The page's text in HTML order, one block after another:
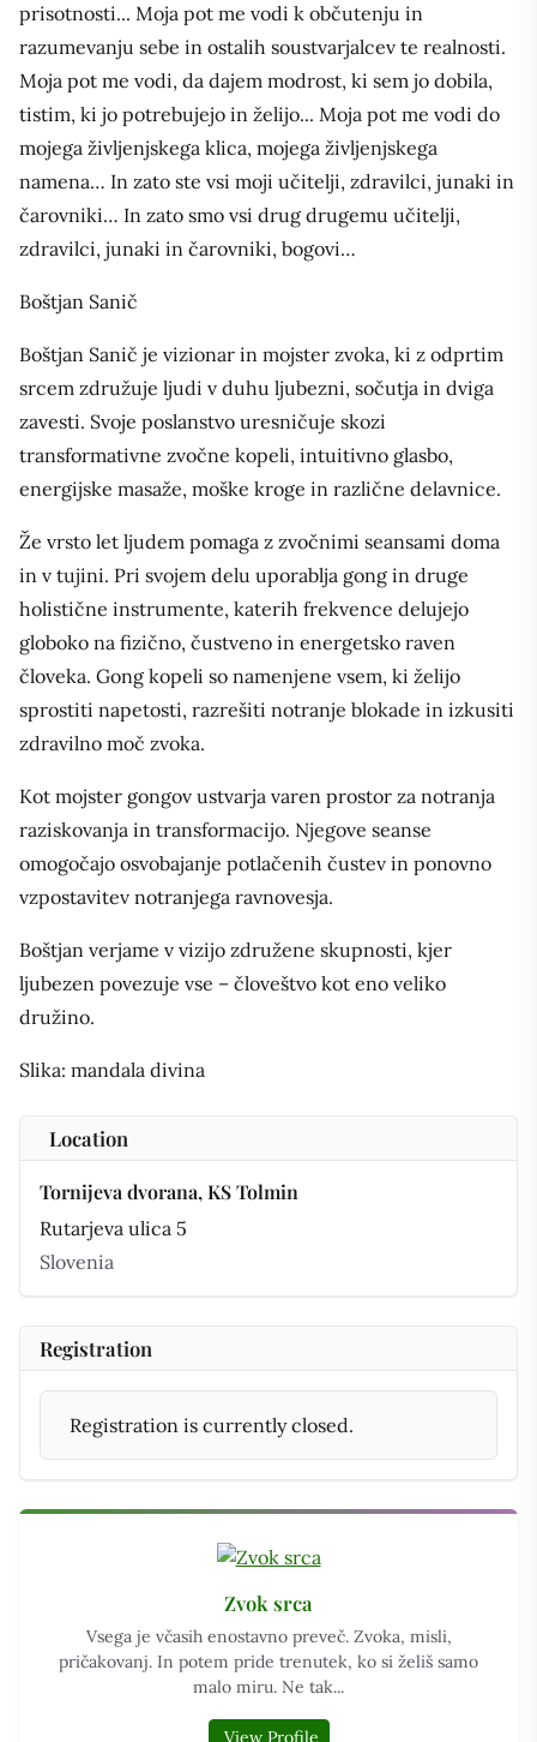
prisotnosti... Moja pot me vodi k občutenju in
razumevanju sebe in ostalih soustvarjalcev te realnosti.
Moja pot me vodi, da dajem modrost, ki sem jo dobila,
tistim, ki jo potrebujejo in želijo... Moja pot me vodi do
mojega življenjskega klica, mojega življenjskega
namena… In zato ste vsi moji učitelji, zdravilci, junaki in
čarovniki… In zato smo vsi drug drugemu učitelji,
zdravilci, junaki in čarovniki, bogovi…
Boštjan Sanič
Boštjan Sanič je vizionar in mojster zvoka, ki z odprtim
srcem združuje ljudi v duhu ljubezni, sočutja in dviga
zavesti. Svoje poslanstvo uresničuje skozi
transformativne zvočne kopeli, intuitivno glasbo,
energijske masaže, moške kroge in različne delavnice.
Že vrsto let ljudem pomaga z zvočnimi seansami doma
in v tujini. Pri svojem delu uporablja gong in druge
holistične instrumente, katerih frekvence delujejo
globoko na fizično, čustveno in energetsko raven
človeka. Gong kopeli so namenjene vsem, ki želijo
sprostiti napetosti, razrešiti notranje blokade in izkusiti
zdravilno moč zvoka.
Kot mojster gongov ustvarja varen prostor za notranja
raziskovanja in transformacijo. Njegove seanse
omogočajo osvobajanje potlačenih čustev in ponovno
vzpostavitev notranjega ravnovesja.
Boštjan verjame v vizijo združene skupnosti, kjer
ljubezen povezuje vse – človeštvo kot eno veliko
družino.
Slika: mandala divina
Location
Tornijeva dvorana, KS Tolmin
Rutarjeva ulica 5
Slovenia
Registration
Registration is currently closed.
Zvok srca
Vsega je včasih enostavno preveč. Zvoka, misli,
pričakovanj. In potem pride trenutek, ko si želiš samo
malo miru. Ne tak...
View Profile